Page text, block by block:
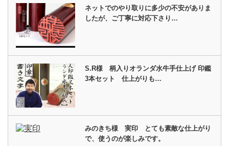
ネットでのやり取りに多少の不安がありま
したが、ご丁寧に対応下さり…
S.R様 柄入りオランダ水牛手仕上げ 印鑑
3本セット 仕上がりも…
みのきち様 実印 とても素敵な仕上がり
で、使うのが楽しみです。